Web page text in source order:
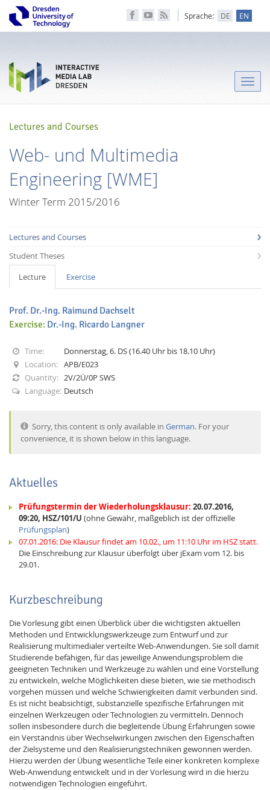
Sprache: DE EN
Interactive Media
Toggle
Lectures and Courses
Web- und Multimedia
Engineering [WME]
Winter Term 2015/2016
Lectures and Courses
Student Theses
Lecture
Exercise
Prof. Dr.-Ing. Raimund Dachselt
Exercise: Dr.-Ing. Ricardo Langner
Time:
Donnerstag, 6. DS (16.40 Uhr bis 18.10 Uhr)
Location: APB/E023
Quantity: 2V/2Ü/0P SWS
Language: Deutsch
Sorry, this content is only available inGerman. For your
convenience, it is shown below in this language.
Aktuelles
Prüfungstermin der Wiederholungsklausur: 20.07.2016,
09:20, HSZ/101/U (ohne Gewähr, maßgeblich ist der offizielle
Prüfungsplan)
07.01.2016: Die Klausur findet am 10.02., um 11:10 Uhr im HSZ statt.
Die Einschreibung zur Klausur überfolgt über jExam vom 12. bis
29.01.
Kurzbeschreibung
Die Vorlesung gibt einen Überblick über die wichtigsten aktuellen
Methoden und Entwicklungswerkzeuge zum Entwurf und zur
Realisierung multimedialer verteilte Web-Anwendungen. Sie soll damit
Studierende befähigen, für das jeweilige Anwendungsproblem die
geeigneten Techniken und Werkzeuge zu wählen und eine Vorstellung
zu entwickeln, welche Möglichkeiten diese bieten, wie sie methodisch
vorgehen müssen und welche Schwierigkeiten damit verbunden sind.
Es ist nicht beabsichtigt, substanzielle spezifische Erfahrungen mit
einzelnen Werkzeugen oder Technologien zu vermitteln. Dennoch
sollen insbesondere durch die begleitende Übung Erfahrungen sowie
ein Verständnis über Wechselwirkungen zwischen den Eigenschaften
der Zielsysteme und den Realisierungstechniken gewonnen werden.
Hierzu werden der Übung wesentliche Teile einer konkreten komplexe
Web-Anwendung entwickelt und in der Vorlesung wird in die hierzu
notwendigen Technologien eingeführt.